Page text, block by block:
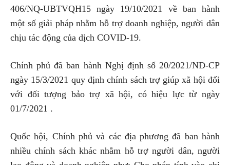
406/NQ-UBTVQH15 ngày 19/10/2021 về ban hành
một số giải pháp nhằm hỗ trợ doanh nghiệp, người dân
chịu tác động của dịch COVID-19.
Chính phủ đã ban hành Nghị định số 20/2021/NĐ-CP
ngày 15/3/2021 quy định chính sách trợ giúp xã hội đối
với đối tượng bảo trợ xã hội, có hiệu lực từ ngày
01/7/2021 .
Quốc hội, Chính phủ và các địa phương đã ban hành
nhiều chính sách khác nhằm hỗ trợ người dân, người